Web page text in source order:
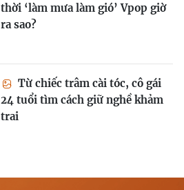
thời ‘làm mưa làm gió’ Vpop giờ
ra sao?
Từ chiếc trâm cài tóc, cô gái
24 tuổi tìm cách giữ nghề khảm
trai